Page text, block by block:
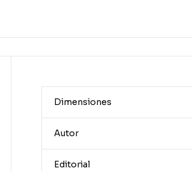
Dimensiones
Autor
Editorial